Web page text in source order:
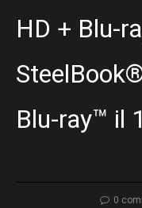
HD + Blu-
Blu-ray™ il
0